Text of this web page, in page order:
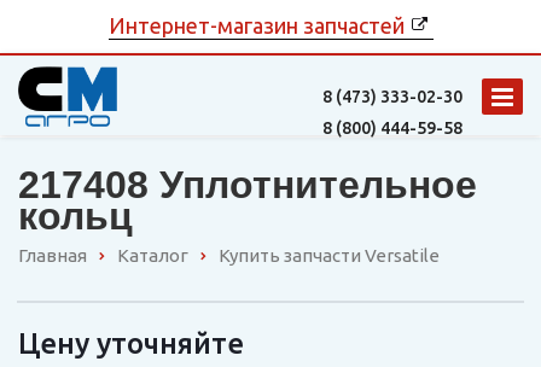
Интернет-магазин запчастей
8 (473) 333-02-30
8 (800) 444-59-58
217408 Уплотнительное
кольц
Главная Каталог Купить запчасти Versatile
Цену уточняйте